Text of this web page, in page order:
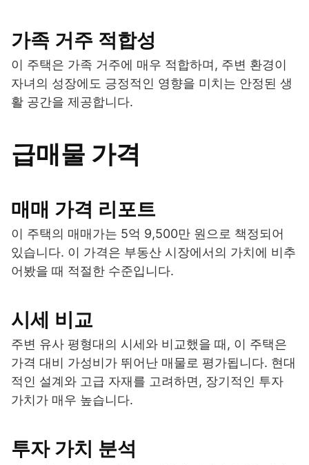
가족 거주 적합성
이 주택은 가족 거주에 매우 적합하며, 주변 환경이
자녀의 성장에도 긍정적인 영향을 미치는 안정된 생
활 공간을 제공합니다.
급매물 가격
매매 가격 리포트
이 주택의 매매가는 5억 9,500만 원으로 책정되어
있습니다. 이 가격은 부동산 시장에서의 가치에 비추
어봤을 때 적절한 수준입니다.
시세 비교
주변 유사 평형대의 시세와 비교했을 때, 이 주택은
가격 대비 가성비가 뛰어난 매물로 평가됩니다. 현대
적인 설계와 고급 자재를 고려하면, 장기적인 투자
가치가 매우 높습니다.
투자 가치 분석